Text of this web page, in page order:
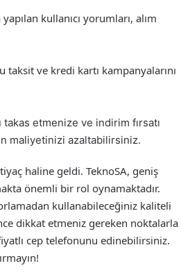
kullanıcı yorumları, alım
taksit ve kredi kartı kampanyalarını
etmenize ve indirim fırsatı
maliyetinizi azaltabilirsiniz.
haline geldi. TeknoSA, geniş
önemli bir rol oynamaktadır.
kullanabileceğiniz kaliteli
dikkat etmeniz gereken noktalarla
cep telefonunu edinebilirsiniz.